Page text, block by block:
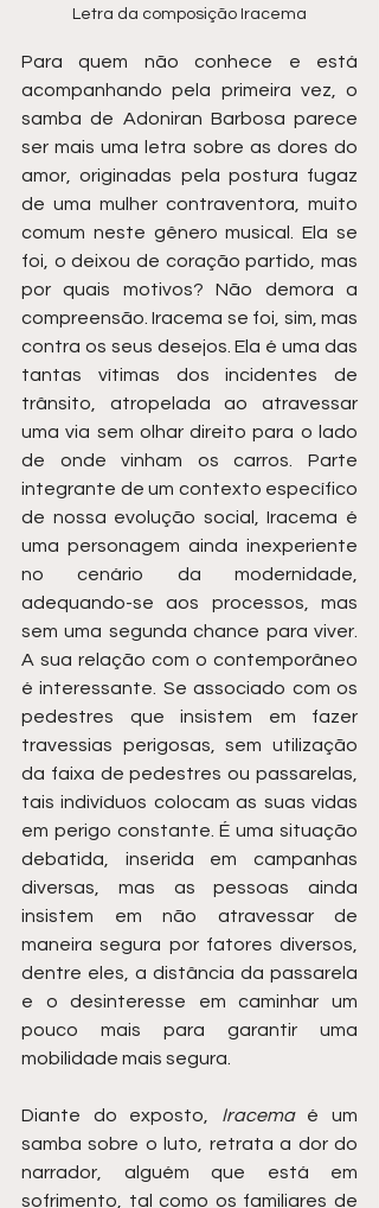
Letra da composição Iracema
Para quem não conhece e está
acompanhando pela primeira vez, o
samba de Adoniran Barbosa parece
ser mais uma letra sobre as dores do
amor, originadas pela postura fugaz
de uma mulher contraventora, muito
comum neste gênero musical. Ela se
foi, o deixou de coração partido, mas
por quais motivos? Não demora a
compreensão. Iracema se foi, sim, mas
contra os seus desejos. Ela é uma das
tantas vítimas dos incidentes de
trânsito, atropelada ao atravessar
uma via sem olhar direito para o lado
de onde vinham os carros. Parte
integrante de um contexto específico
de nossa evolução social, Iracema é
uma personagem ainda inexperiente
no cenário da modernidade,
adequando-se aos processos, mas
sem uma segunda chance para viver.
A sua relação com o contemporâneo
é interessante. Se associado com os
pedestres que insistem em fazer
travessias perigosas, sem utilização
da faixa de pedestres ou passarelas,
tais indivíduos colocam as suas vidas
em perigo constante. É uma situação
debatida, inserida em campanhas
diversas, mas as pessoas ainda
insistem em não atravessar de
maneira segura por fatores diversos,
dentre eles, a distância da passarela
e o desinteresse em caminhar um
pouco mais para garantir uma
mobilidade mais segura.
Diante do exposto, Iracema é um
samba sobre o luto, retrata a dor do
narrador, alguém que está em